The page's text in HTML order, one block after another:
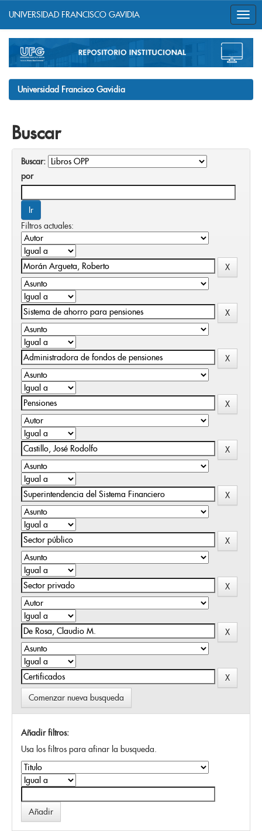
navigation
UNIVERSIDAD FRANCISCO GAVIDIA
Universidad Francisco Gavidia
Buscar
Buscar:
por
Filtros actuales:
Comenzar nueva busqueda
Añadir filtros:
Usa los filtros para afinar la busqueda.